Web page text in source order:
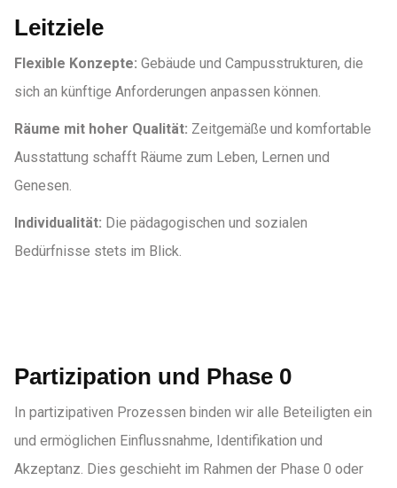
Leitziele
Flexible Konzepte: Gebäude und Campusstrukturen, die
sich an künftige Anforderungen anpassen können.
Räume mit hoher Qualität: Zeitgemäße und komfortable
Ausstattung schafft Räume zum Leben, Lernen und
Genesen.
Individualität: Die pädagogischen und sozialen
Bedürfnisse stets im Blick.
Partizipation und Phase 0
In partizipativen Prozessen binden wir alle Beteiligten ein
und ermöglichen Einflussnahme, Identifikation und
Akzeptanz. Dies geschieht im Rahmen der Phase 0 oder